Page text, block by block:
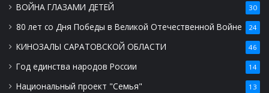
ВОЙНА ГЛАЗАМИ ДЕТЕЙ 30
80 лет со Дня Победы в Великой Отечественной Войне 24
КИНОЗАЛЫ САРАТОВСКОЙ ОБЛАСТИ 46
Год единства народов России 14
Национальный проект "Семья" 13